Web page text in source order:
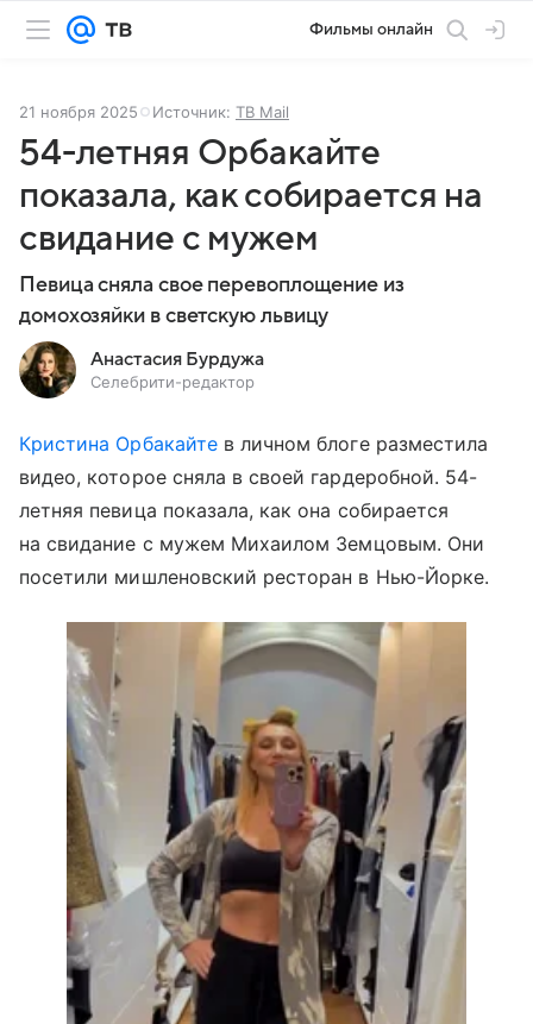
Фильмы онлайн
21 ноября 2025 Источник: ТВ Mail
54-летняя Орбакайте
показала, как собирается на
свидание с мужем
Певица сняла свое перевоплощение из
домохозяйки в светскую львицу
Анастасия Бурдужа
Селебрити-редактор
Кристина Орбакайтев личном блоге разместила
видео, которое сняла в своей гардеробной. 54-
летняя певица показала, как она собирается
на свидание с мужем Михаилом Земцовым. Они
посетили мишленовский ресторан в Нью-Йорке.